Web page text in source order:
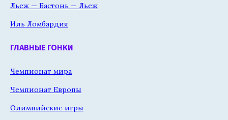
Льеж — Бастонь — Льеж
Иль Ломбардия
ГЛАВНЫЕ ГОНКИ
Чемпионат мира
Чемпионат Европы
Олимпийские игры